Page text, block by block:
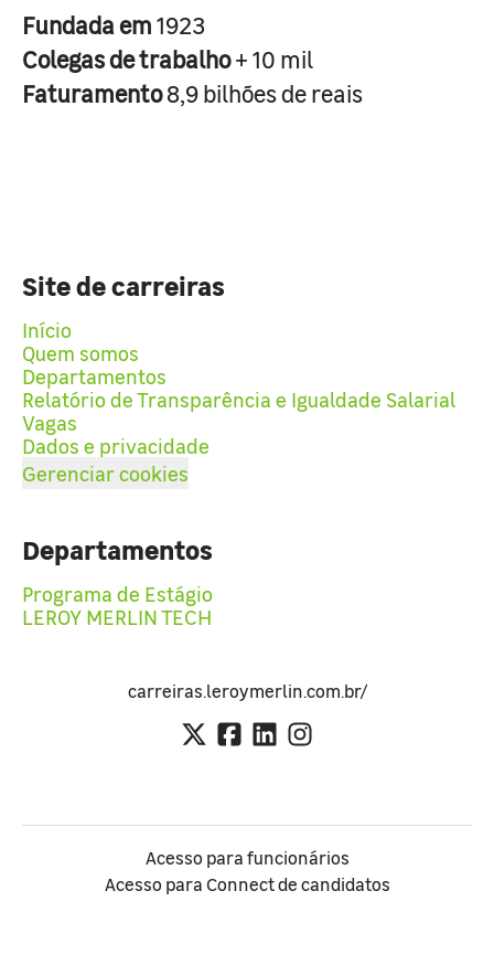
Fundada em1923
Colegas de trabalho+ 10 mil
Faturamento8,9 bilhões de reais
Site de carreiras
Início
Quem somos
Departamentos
Relatório de Transparência e Igualdade Salarial
Vagas
Dados e privacidade
Gerenciar cookies
Departamentos
Programa de Estágio
LEROY MERLIN TECH
carreiras.leroymerlin.com.br/
Acesso para funcionários
Acesso para Connect de candidatos